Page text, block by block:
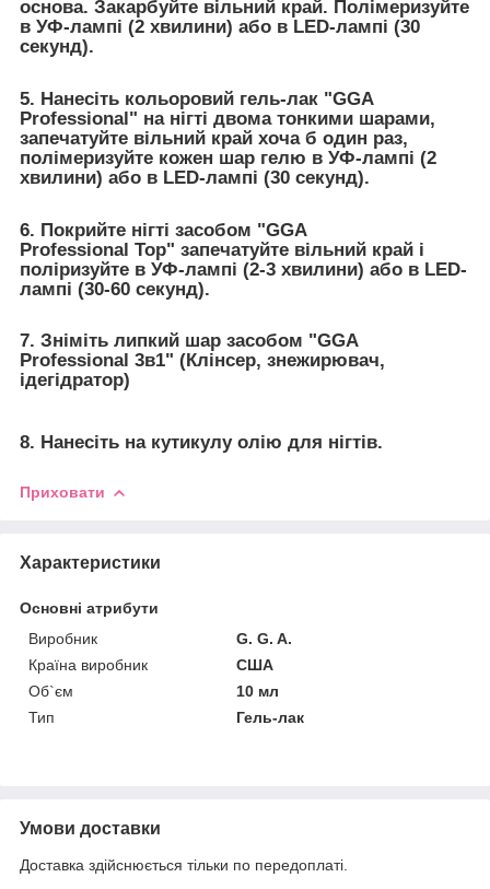
основа. Закарбуйте вільний край. Полімеризуйте
в УФ-лампі (2 хвилини) або в LED-лампі (30
секунд).
5. Нанесіть кольоровий гель-лак "GGA
Professional" на нігті двома тонкими шарами,
запечатуйте вільний край хоча б один раз,
полімеризуйте кожен шар гелю в УФ-лампі (2
хвилини) або в LED-лампі (30 секунд).
6. Покрийте нігті засобом "GGA
Professional Top" запечатуйте вільний край і
поліризуйте в УФ-лампі (2-3 хвилини) або в LED-
лампі (30-60 секунд).
7. Зніміть липкий шар засобом "GGA
Professional 3в1" (Клінсер, знежирювач,
ідегідратор)
8. Нанесіть на кутикулу олію для нігтів.
Приховати
Характеристики
Основні атрибути
Виробник
G. G. A.
Країна виробник
США
Об`єм
10 мл
Тип
Гель-лак
Умови доставки
Доставка здійснюється тільки по передоплаті.